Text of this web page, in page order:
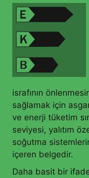
israfının
sağlamak için
ve enerji tüketim
seviyesi, yalıtım
soğutma
içeren belgedir.
Daha basit bir